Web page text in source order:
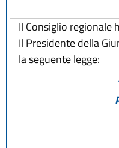
Il Consiglio regionale
Il Presidente della
la seguente legge: